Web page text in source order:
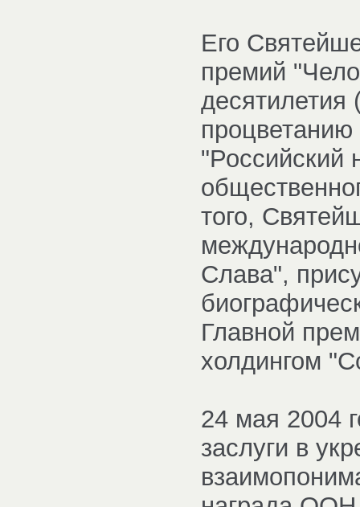
Его
премий
десятилетия
"Российский
того,
Слава",
Главной
холдингом
24 мая 2004
заслуги в